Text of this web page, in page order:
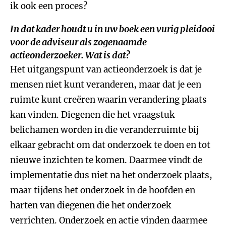
ik ook een proces?
In dat kader houdt u in uw boek een vurig pleidooi
voor de adviseur als zogenaamde
actieonderzoeker. Wat is dat?
Het uitgangspunt van actieonderzoek is dat je
mensen niet kunt veranderen, maar dat je een
ruimte kunt creëren waarin verandering plaats
kan vinden. Diegenen die het vraagstuk
belichamen worden in die veranderruimte bij
elkaar gebracht om dat onderzoek te doen en tot
nieuwe inzichten te komen. Daarmee vindt de
implementatie dus niet na het onderzoek plaats,
maar tijdens het onderzoek in de hoofden en
harten van diegenen die het onderzoek
verrichten. Onderzoek en actie vinden daarmee